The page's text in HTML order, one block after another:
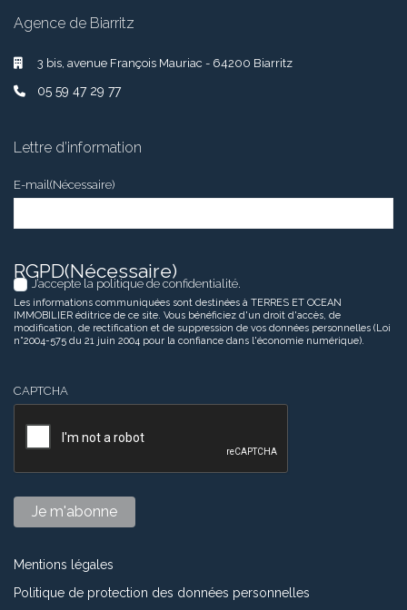
Agence de Biarritz
3 bis, avenue François Mauriac - 64200 Biarritz
05 59 47 29 77
Lettre d’information
E-mail(Nécessaire)
RGPD(Nécessaire)
J’accepte la politique de confidentialité.
Les informations communiquées sont destinées à TERRES ET OCEAN
IMMOBILIER éditrice de ce site. Vous bénéficiez d'un droit d'accès, de
modification, de rectification et de suppression de vos données personnelles (Loi
n°2004-575 du 21 juin 2004 pour la confiance dans l'économie numérique).
CAPTCHA
Mentions légales
Politique de protection des données personnelles